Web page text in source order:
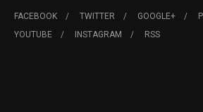
FACEBOOK TWITTER GOOGLE+
YOUTUBE
INSTAGRAM RSS